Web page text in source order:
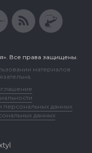
Все права защищены.
материалов
данных
данных